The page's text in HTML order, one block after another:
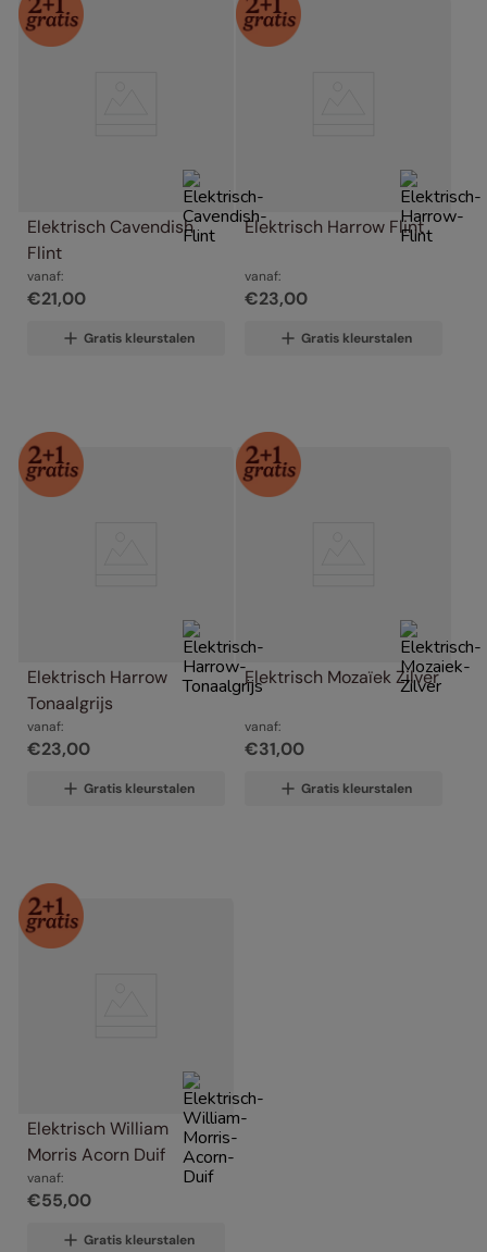
Elektrisch Cavendish
Flint
vanaf:
€21,00
Gratis kleurstalen
Elektrisch Harrow Flint
vanaf:
€23,00
Gratis kleurstalen
Elektrisch Harrow
Tonaalgrijs
vanaf:
€23,00
Gratis kleurstalen
Elektrisch Mozaïek Zilver
vanaf:
€31,00
Gratis kleurstalen
Elektrisch William
Morris Acorn Duif
vanaf:
€55,00
Gratis kleurstalen